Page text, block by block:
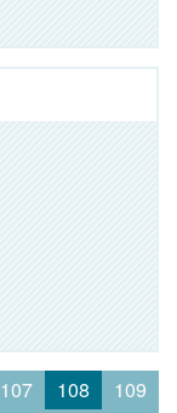
107 108
109